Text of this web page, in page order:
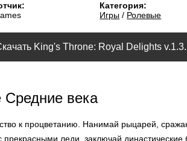
Категория:
Игры / Ролевые
King's Throne: Royal Delights
Средние века
к процветанию. Нанимай рыцарей,
леди, заключай династические